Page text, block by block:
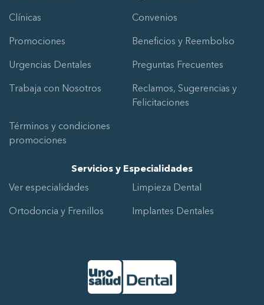
Clínicas Convenios
Promociones Beneficios y Reembolso
Urgencias Dentales Preguntas Frecuentes
Trabaja con Nosotros
Reclamos, Sugerencias y
Felicitaciones
Términos y condiciones
promociones
Servicios y Especialidades
Ver especialidades
Limpieza Dental
Ortodoncia y Frenillos Implantes Dentales